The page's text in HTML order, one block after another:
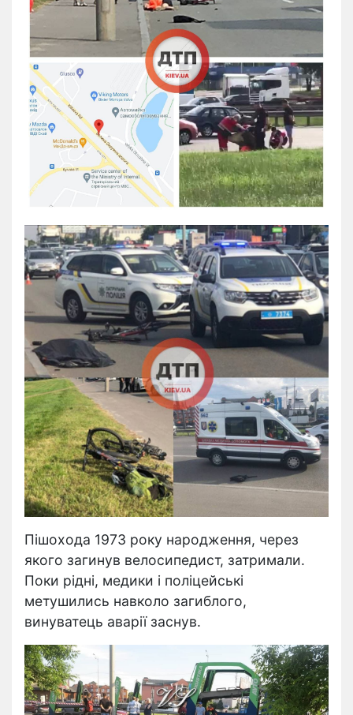
Пішохода 1973 року народження, через
якого загинув велосипедист, затримали.
Поки рідні, медики і поліцейські
метушились навколо загиблого,
винуватець аварії заснув.